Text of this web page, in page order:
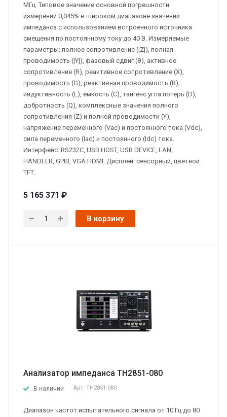
МГц. Типовое значение основной погрешности
измерений 0,045% в широком диапазоне значений
импеданса с использованием встроенного источника
смещения по постоянному току до 40 В. Измеряемые
параметры: полное сопротивление (|Z|), полная
проводимость (|Y|), фазовый сдвиг (θ), активное
сопротивление (R), реактивное сопротивление (X),
проводимость (G), реактивная проводимость (B),
индуктивность (L), ёмкость (C), тангенс угла потерь (D),
добротность (Q), комплексные значения полного
сопротивления (Z) и полной проводимости (Y),
напряжение переменного (Vac) и постоянного тока (Vdc),
сила переменного (Iac) и постоянного (Idc) тока.
Интерфейс: RS232C, USB HOST, USB DEVICE, LAN,
HANDLER, GPIB, VGA HDMI. Дисплей: сенсорный, цветной
TFT.
5 165 371 ₽
В корзину
Анализатор импеданса TH2851-080
В наличии Арт. TH2851-080
Диапазон частот испытательного сигнала от 10 Гц до 80